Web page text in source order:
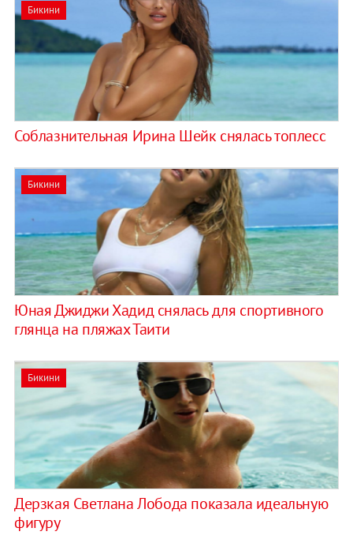
Бикини
Соблазнительная Ирина Шейк снялась топлесс
Бикини
Юная Джиджи Хадид снялась для спортивного
глянца на пляжах Таити
Бикини
Дерзкая Светлана Лобода показала идеальную
фигуру